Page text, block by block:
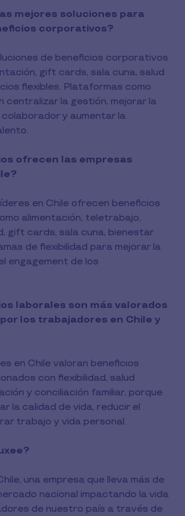
mejores soluciones para
corporativos?
de beneficios corporativos
gift cards, sala cuna, salud
flexibles. Plataformas como
centralizar la gestión, mejorar la
y aumentar la
ofrecen las empresas
en Chile ofrecen beneficios
alimentación, teletrabajo,
gift cards, sala cuna, bienestar
de flexibilidad para mejorar la
engagement de los
laborales son más valorados
los trabajadores en Chile y
en Chile valoran beneficios
con flexibilidad, salud
y conciliación familiar, porque
la calidad de vida, reducir el
trabajo y vida personal.
una empresa que lleva más de
nacional impactando la vida
de nuestro país a través de